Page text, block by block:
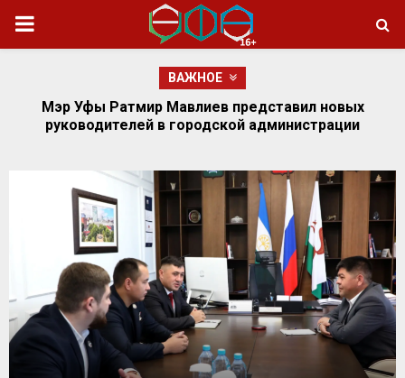
ОСНОВНОЕ
ВАЖНОЕ
Партия Президента и партия большинства:
«Единая Россия» с большим отрывом победила в